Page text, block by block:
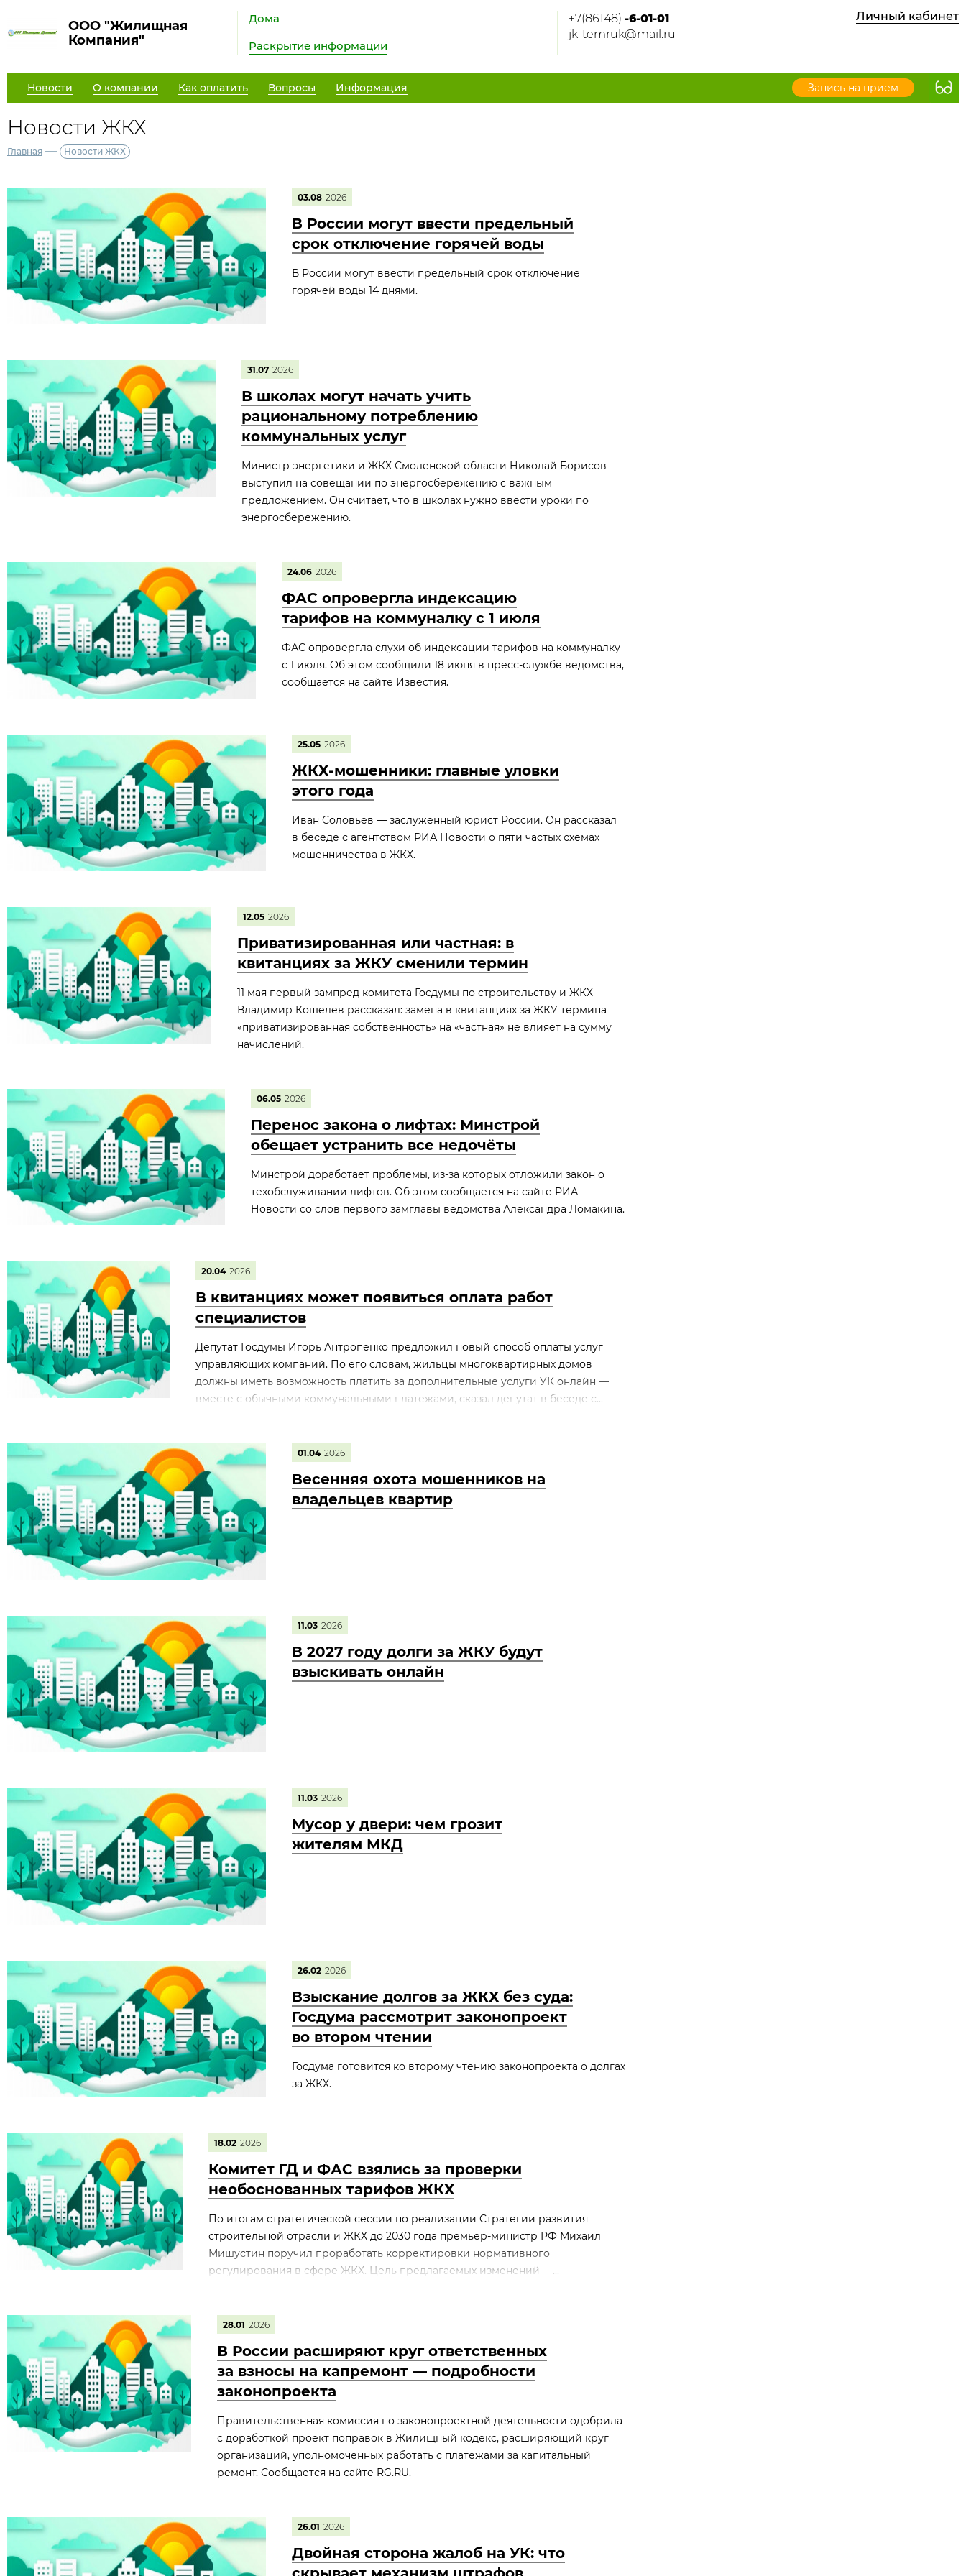
ООО "Жилищная
Компания"
Дома
Раскрытие информации
+7(86148) -6-01-01
jk-temruk@mail.ru
Личный кабинет
Новости О компании Как оплатить Вопросы Информация Запись на прием
Новости ЖКХ
Главная — Новости ЖКХ
03.08 2026
В России могут ввести предельный
срок отключение горячей воды
В России могут ввести предельный срок отключение
горячей воды 14 днями.
31.07 2026
В школах могут начать учить
рациональному потреблению
коммунальных услуг
Министр энергетики и ЖКХ Смоленской области Николай Борисов
выступил на совещании по энергосбережению с важным
предложением. Он считает, что в школах нужно ввести уроки по
энергосбережению.
24.06 2026
ФАС опровергла индексацию
тарифов на коммуналку с 1 июля
ФАС опровергла слухи об индексации тарифов на коммуналку
с 1 июля. Об этом сообщили 18 июня в пресс‑службе ведомства,
сообщается на сайте Известия.
25.05 2026
ЖКХ-мошенники: главные уловки
этого года
Иван Соловьев — заслуженный юрист России. Он рассказал
в беседе с агентством РИА Новости о пяти частых схемах
мошенничества в ЖКХ.
12.05 2026
Приватизированная или частная: в
квитанциях за ЖКУ сменили термин
11 мая первый зампред комитета Госдумы по строительству и ЖКХ
Владимир Кошелев рассказал: замена в квитанциях за ЖКУ термина
«приватизированная собственность» на «частная» не влияет на сумму
начислений.
06.05 2026
Перенос закона о лифтах: Минстрой
обещает устранить все недочёты
Минстрой доработает проблемы, из‑за которых отложили закон о
техобслуживании лифтов. Об этом сообщается на сайте РИА
Новости со слов первого замглавы ведомства Александра Ломакина.
20.04 2026
В квитанциях может появиться оплата работ
специалистов
Депутат Госдумы Игорь Антропенко предложил новый способ оплаты услуг
управляющих компаний. По его словам, жильцы многоквартирных домов
должны иметь возможность платить за дополнительные услуги УК онлайн —
вместе с обычными коммунальными платежами, сказал депутат в беседе с...
01.04 2026
Весенняя охота мошенников на
владельцев квартир
11.03 2026
В 2027 году долги за ЖКУ будут
взыскивать онлайн
11.03 2026
Мусор у двери: чем грозит
жителям МКД
26.02 2026
Взыскание долгов за ЖКХ без суда:
Госдума рассмотрит законопроект
во втором чтении
Госдума готовится ко второму чтению законопроекта о долгах
за ЖКХ.
18.02 2026
Комитет ГД и ФАС взялись за проверки
необоснованных тарифов ЖКХ
По итогам стратегической сессии по реализации Стратегии развития
строительной отрасли и ЖКХ до 2030 года премьер‑министр РФ Михаил
Мишустин поручил проработать корректировки нормативного
регулирования в сфере ЖКХ. Цель предлагаемых изменений —...
28.01 2026
В России расширяют круг ответственных
за взносы на капремонт — подробности
законопроекта
Правительственная комиссия по законопроектной деятельности одобрила
с доработкой проект поправок в Жилищный кодекс, расширяющий круг
организаций, уполномоченных работать с платежами за капитальный
ремонт. Сообщается на сайте RG.RU.
26.01 2026
Двойная сторона жалоб на УК: что